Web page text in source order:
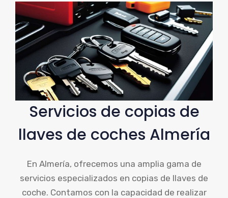
Servicios de copias de
llaves de coches Almería
En Almería, ofrecemos una amplia gama de
servicios especializados en copias de llaves de
coche. Contamos con la capacidad de realizar